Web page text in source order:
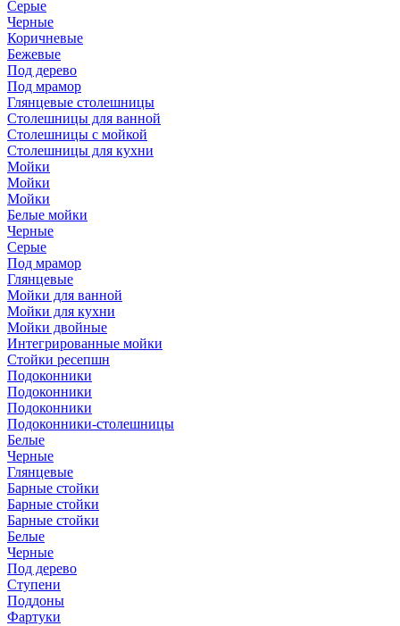
Серые
Черные
Коричневые
Бежевые
Под дерево
Под мрамор
Глянцевые столешницы
Столешницы для ванной
Столешницы с мойкой
Столешницы для кухни
Мойки
Мойки
Мойки
Белые мойки
Черные
Серые
Под мрамор
Глянцевые
Мойки для ванной
Мойки для кухни
Мойки двойные
Интегрированные мойки
Стойки ресепшн
Подоконники
Подоконники
Подоконники
Подоконники-столешницы
Белые
Черные
Глянцевые
Барные стойки
Барные стойки
Барные стойки
Белые
Черные
Под дерево
Ступени
Поддоны
Фартуки